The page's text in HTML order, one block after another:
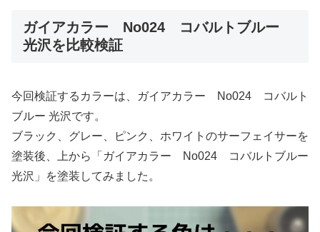
ガイアカラー No024 コバルトブルー
光沢を比較検証
今回検証するカラーは、ガイアカラー No024 コバルト
ブルー 光沢です。
ブラック、グレー、ピンク、ホワイトのサーフェイサーを
塗装後、上から「ガイアカラー No024 コバルトブルー
光沢」を塗装してみました。